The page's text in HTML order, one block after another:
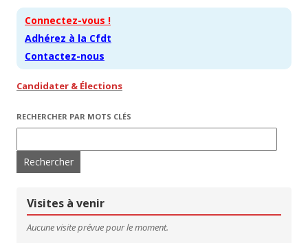
Connectez-vous !
Adhérez à la Cfdt
Contactez-nous
Candidater & Élections
RECHERCHER PAR MOTS CLÉS
Visites à venir
Aucune visite prévue pour le moment.